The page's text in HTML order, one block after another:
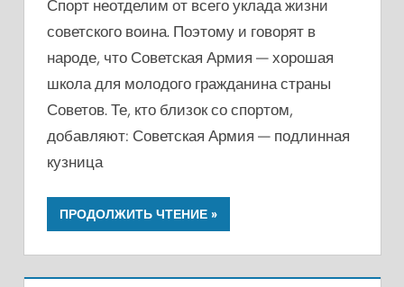
Спорт неотделим от всего уклада жизни
советского воина. Поэтому и говорят в
народе, что Советская Армия — хорошая
школа для молодого гражданина страны
Советов. Те, кто близок со спортом,
добавляют: Советская Армия — подлинная
кузница
ПРОДОЛЖИТЬ ЧТЕНИЕ